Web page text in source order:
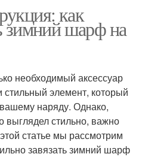
как
зимний шарф на
необходимый аксессуар
элемент, который
наряду. Однако,
выглядел стильно, важно
статье мы рассмотрим
завязать зимний шарф